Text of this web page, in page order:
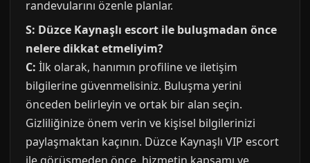
randevularını özenle planlar.
S: Düzce Kaynaşlı escort ile buluşmadan önce
nelere dikkat etmeliyim?
C: İlk olarak, hanımın profiline ve iletişim
bilgilerine güvenmelisiniz. Buluşma yerini
önceden belirleyin ve ortak bir alan seçin.
Gizliliğinize önem verin ve kişisel bilgilerinizi
paylaşmaktan kaçının. Düzce Kaynaşlı VIP escort